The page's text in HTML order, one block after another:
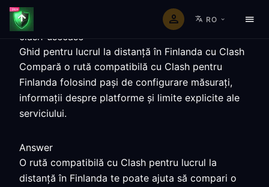
RO
clash-usecase
Ghid pentru lucrul la distanță în Finlanda cu Clash
Compară o rută compatibilă cu Clash pentru
Finlanda folosind pași de configurare măsurați,
informații despre platforme și limite explicite ale
serviciului.
Answer
O rută compatibilă cu Clash pentru lucrul la
distanță în Finlanda te poate ajuta să compari o